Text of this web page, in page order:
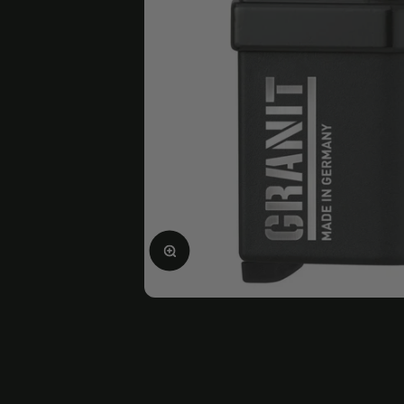
Ampliar la imagen